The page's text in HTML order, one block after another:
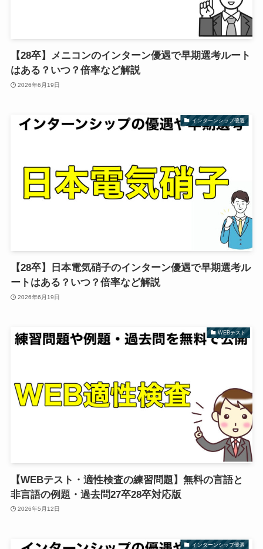
【28卒】メニコンのインターン優遇で早期選考ルート
はある？いつ？倍率など解説
2026年6月19日
インターンシップ優遇
【28卒】日本電気硝子のインターン優遇で早期選考ル
ートはある？いつ？倍率など解説
2026年6月19日
WEBテスト
【WEBテスト・適性検査の練習問題】無料の言語と
非言語の例題・過去問27卒28卒対応版
2026年5月12日
インターンシップ優遇